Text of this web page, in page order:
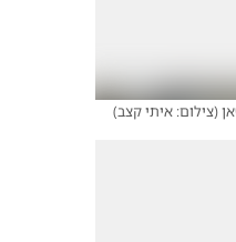
(צילום: איתי קצב)